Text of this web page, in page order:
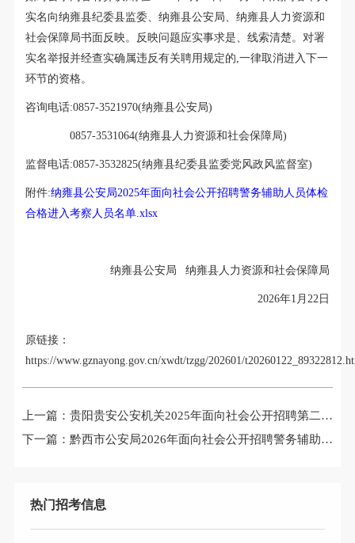
实名向纳雍县纪委县监委、 纳雍县公安局、纳雍县人力资源和
社会保障局书面反映。反映问题应实事求是、线索清楚。对署
实名举报并经查实确属违反有关聘用规定的,一律取消进入下一
环节的资格。
咨询电话:0857-3521970(纳雍县公安局)
0857-3531064(纳雍县人力资源和社会保障局)
监督电话:0857-3532825(纳雍县纪委县监委党风政风监督室)
附件:纳雍县公安局2025年面向社会公开招聘警务辅助人员体检
合格进入考察人员名单.xlsx
纳雍县公安局 纳雍县人力资源和社会保障局
2026年1月 22 日
原链接：
https://www.gznayong.gov.cn/xwdt/tzgg/202601/
上一篇： 贵阳贵安公安机关2025年面向社会公开招聘第二批警务辅助人员拟聘用人员公示 (第五批次)
下一篇： 黔西市公安局2026年面向社会公开招聘警务辅助人员面试成绩公布及总成绩排名、体检和政治考察有关事宜的公告
热门招考信息